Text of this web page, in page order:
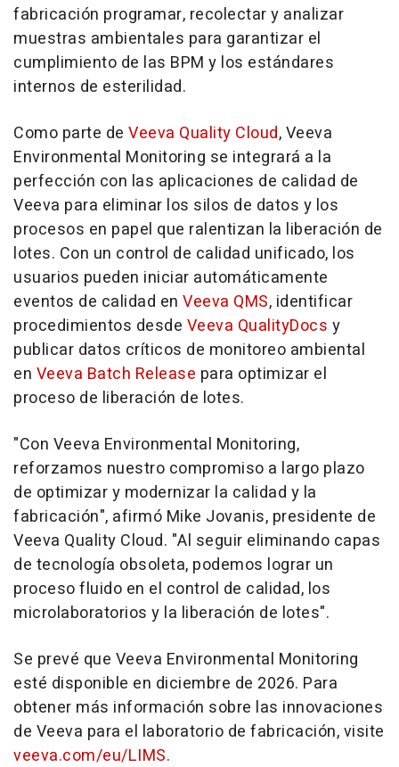
fabricación programar, recolectar y analizar
muestras ambientales para garantizar el
cumplimiento de las BPM y los estándares
internos de esterilidad.
Como parte de Veeva Quality Cloud, Veeva
Environmental Monitoring se integrará a la
perfección con las aplicaciones de calidad de
Veeva para eliminar los silos de datos y los
procesos en papel que ralentizan la liberación de
lotes. Con un control de calidad unificado, los
usuarios pueden iniciar automáticamente
eventos de calidad en Veeva QMS, identificar
procedimientos desde Veeva QualityDocs y
publicar datos críticos de monitoreo ambiental
en Veeva Batch Release para optimizar el
proceso de liberación de lotes.
"Con Veeva Environmental Monitoring,
reforzamos nuestro compromiso a largo plazo
de optimizar y modernizar la calidad y la
fabricación", afirmó Mike Jovanis, presidente de
Veeva Quality Cloud. "Al seguir eliminando capas
de tecnología obsoleta, podemos lograr un
proceso fluido en el control de calidad, los
microlaboratorios y la liberación de lotes".
Se prevé que Veeva Environmental Monitoring
esté disponible en diciembre de 2026. Para
obtener más información sobre las innovaciones
de Veeva para el laboratorio de fabricación, visite
veeva.com/eu/LIMS.